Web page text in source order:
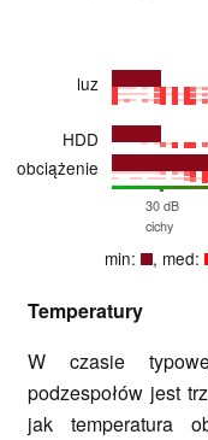
luz
HDD
obciążenie
30 dB
cichy
min: , med:
Temperatury
W czasie
podzespołów jest
jak temperatura